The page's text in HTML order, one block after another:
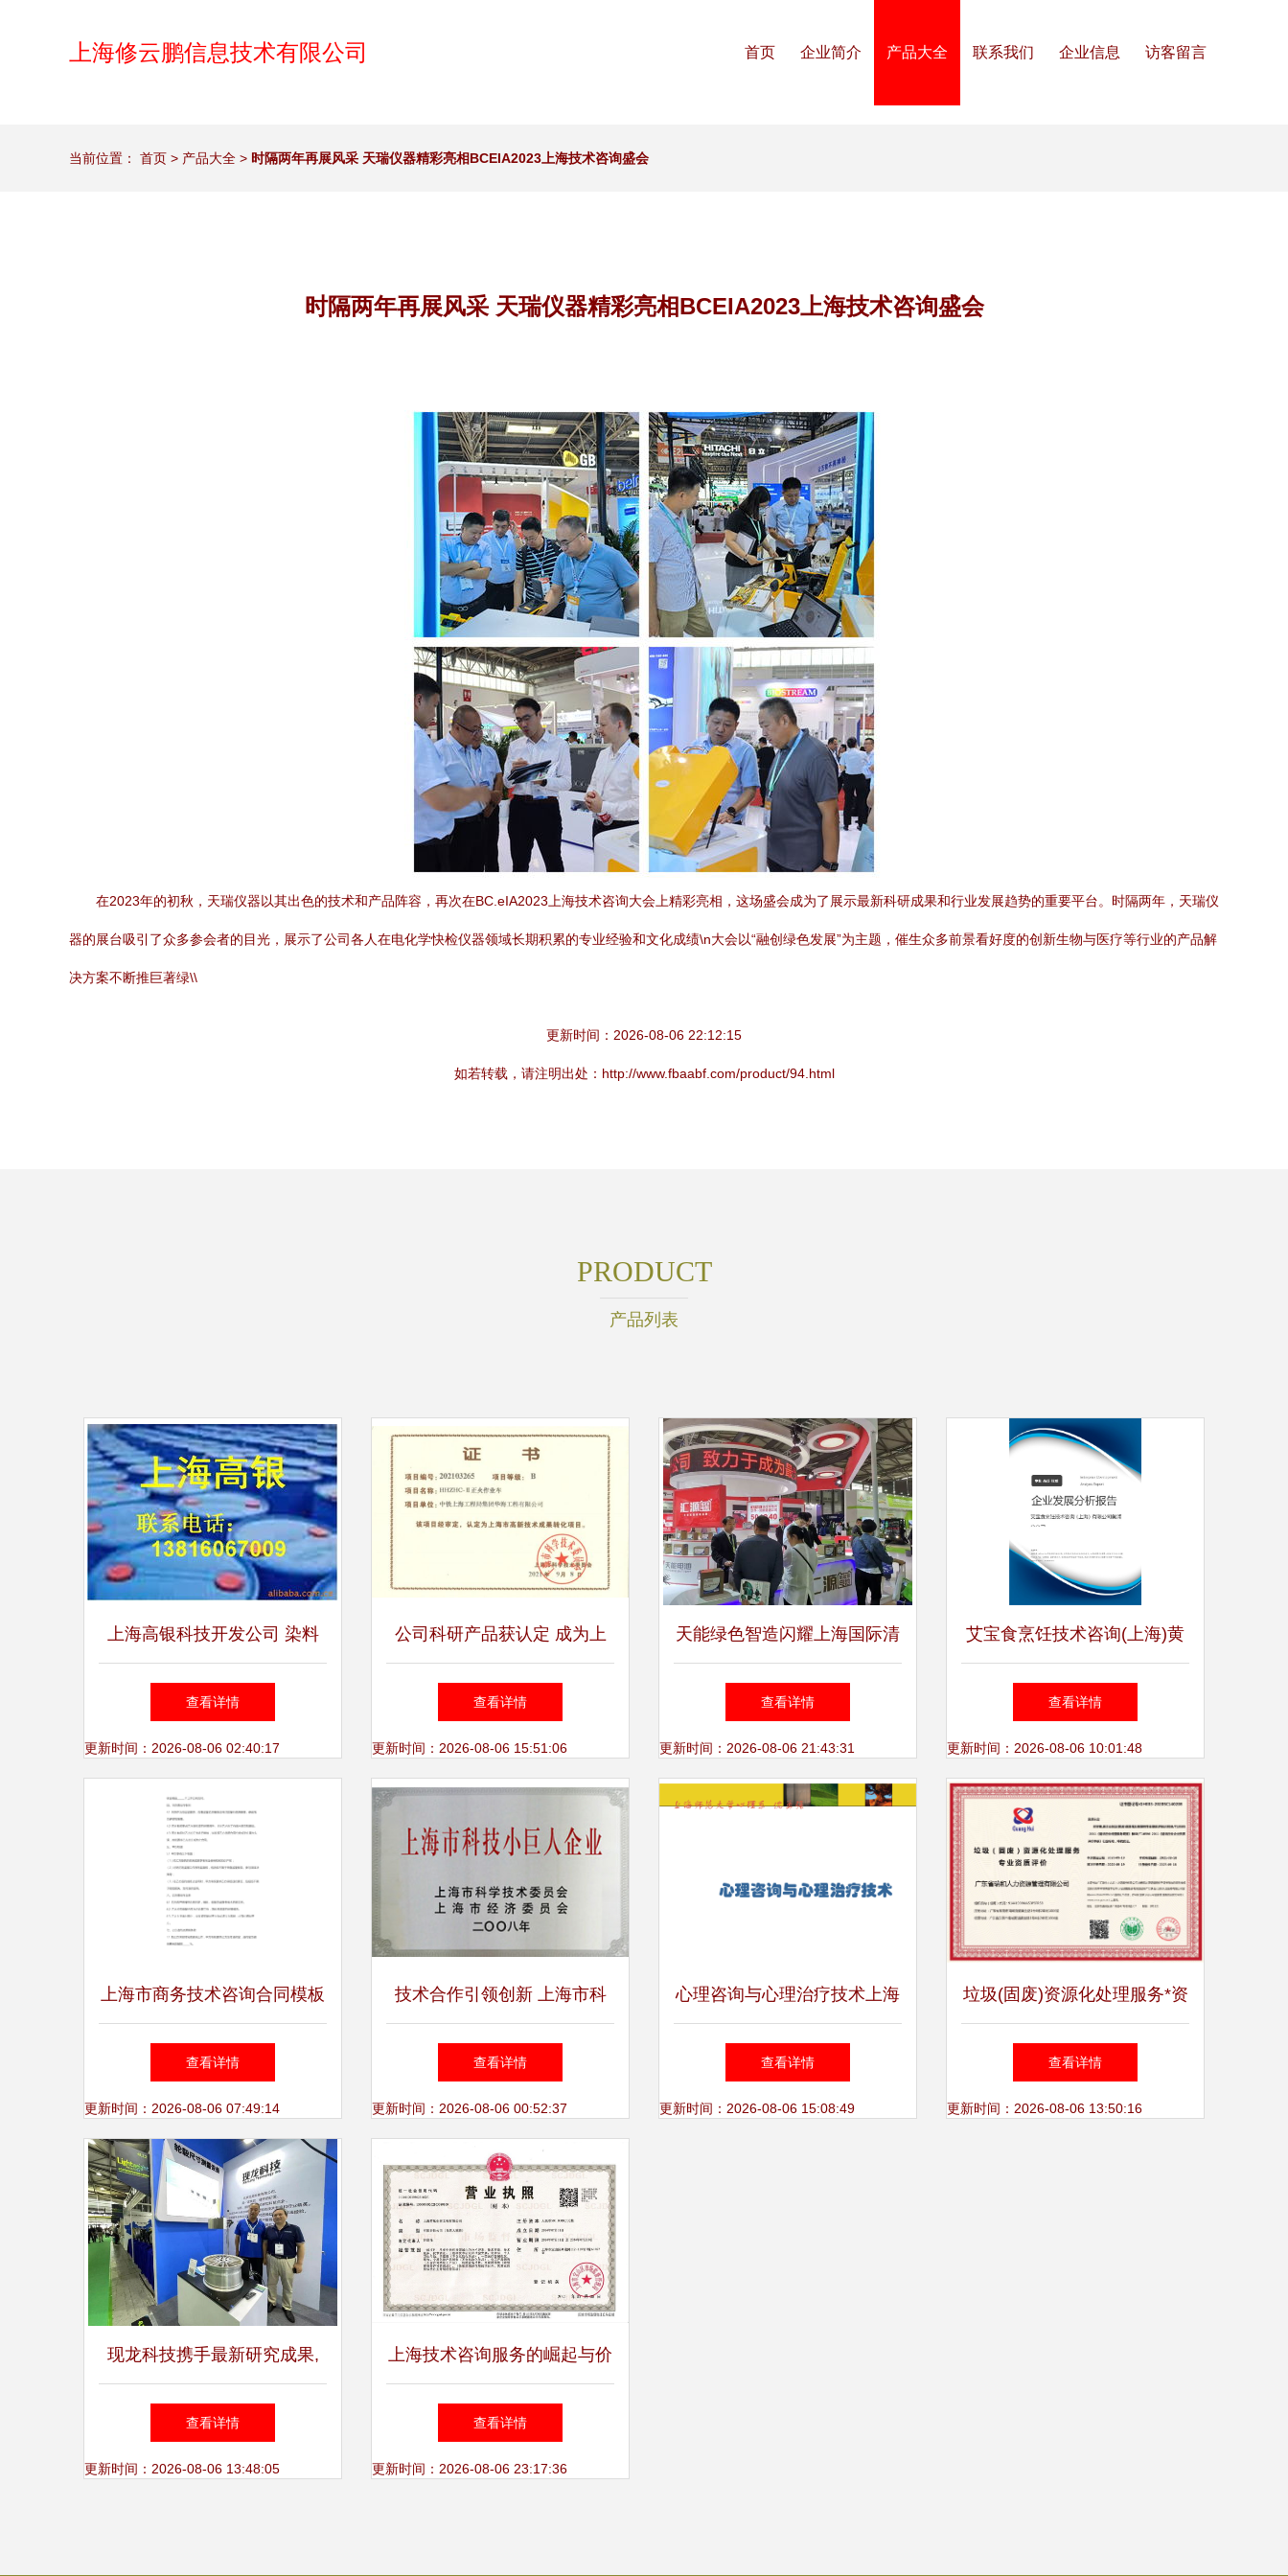
上海修云鹏信息技术有限公司 首页 企业简介 产品大全 联系我们 企业信息 访客留言
当前位置： 首页 > 产品大全 > 时隔两年再展风采 天瑞仪器精彩亮相BCEIA2023上海技术咨询盛会
时隔两年再展风采 天瑞仪器精彩亮相BCEIA2023上海技术咨询盛会
在2023年的初秋，天瑞仪器以其出色的技术和产品阵容，再次在BC.eIA2023上海技术咨询大会上精彩亮相，这场盛会成为了展示最新科研成果和行业发展趋势的重要平台。时隔两年，天瑞仪
器的展台吸引了众多参会者的目光，展示了公司各人在电化学快检仪器领域长期积累的专业经验和文化成绩\n大会以“融创绿色发展”为主题，催生众多前景看好度的创新生物与医疗等行业的产品解
决方案不断推巨著绿\\
更新时间：2026-08-06 22:12:15
如若转载，请注明出处：http://www.fbaabf.com/product/94.html
PRODUCT
产品列表
上海高银科技开发公司 染料
中间体产品与技术咨询全解析
查看详情
更新时间：2026-08-06 02:40:17
公司科研产品获认定 成为上
海市高新技术成果转化项目，
助力技术咨询新篇章
查看详情
更新时间：2026-08-06 15:51:06
天能绿色智造闪耀上海国际清
洁技术博览会，助力环保城市
共建生态文明
查看详情
更新时间：2026-08-06 21:43:31
艾宝食烹饪技术咨询(上海)黄
浦分公司发展分析报告
查看详情
更新时间：2026-08-06 10:01:48
上海市商务技术咨询合同模板
查看详情
更新时间：2026-08-06 07:49:14
技术合作引领创新 上海市科
技小巨人工程项目与阿里巴巴
的合作之道
查看详情
更新时间：2026-08-06 00:52:37
心理咨询与心理治疗技术上海
师范大学心理系.ppt
查看详情
更新时间：2026-08-06 15:08:49
垃圾(固废)资源化处理服务*资
质
查看详情
更新时间：2026-08-06 13:50:16
现龙科技携手最新研究成果,
喜祝2023上海国际车轮工业展
圆满收官
查看详情
更新时间：2026-08-06 13:48:05
上海技术咨询服务的崛起与价
值
查看详情
更新时间：2026-08-06 23:17:36